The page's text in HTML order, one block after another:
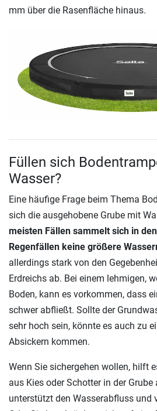
mm über die Rasenfläche hinaus.
Füllen sich
Wasser?
Eine häufige Frage beim Thema
sich die ausgehobene Grube mit
meisten Fällen sammelt sich in
Regenfällen keine größere
allerdings stark von den
Erdreichs ab. Bei einem lehmigen,
Boden, kann es vorkommen, dass
schwer abfließt. Sollte der
sehr hoch sein, könnte es auch zu
Absickern kommen.
Wenn Sie sichergehen wollen, hilft
aus Kies oder Schotter in der Grube
unterstützt den Wasserabfluss und